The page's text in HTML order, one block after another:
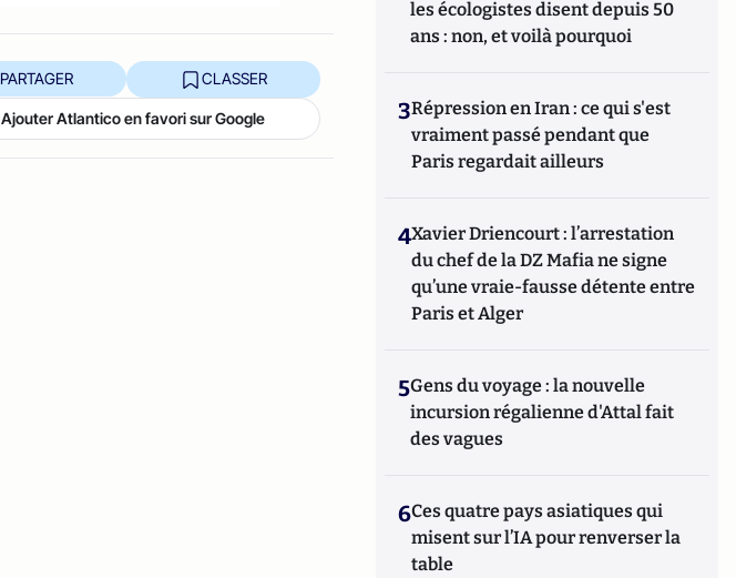
PARTAGER CLASSER
Ajouter Atlantico en favori sur Google
les écologistes disent depuis 50
ans : non, et voilà pourquoi
3Répression en Iran : ce qui s'est
vraiment passé pendant que
Paris regardait ailleurs
4Xavier Driencourt : l’arrestation
du chef de la DZ Mafia ne signe
qu’une vraie-fausse détente entre
Paris et Alger
5Gens du voyage : la nouvelle
incursion régalienne d'Attal fait
des vagues
6Ces quatre pays asiatiques qui
misent sur l’IA pour renverser la
table